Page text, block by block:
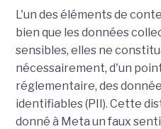
L'un des éléments de
bien que les données
sensibles, elles ne
nécessairement, d'un
réglementaire, des
identifiables (PII). Cette
donné à Meta un faux